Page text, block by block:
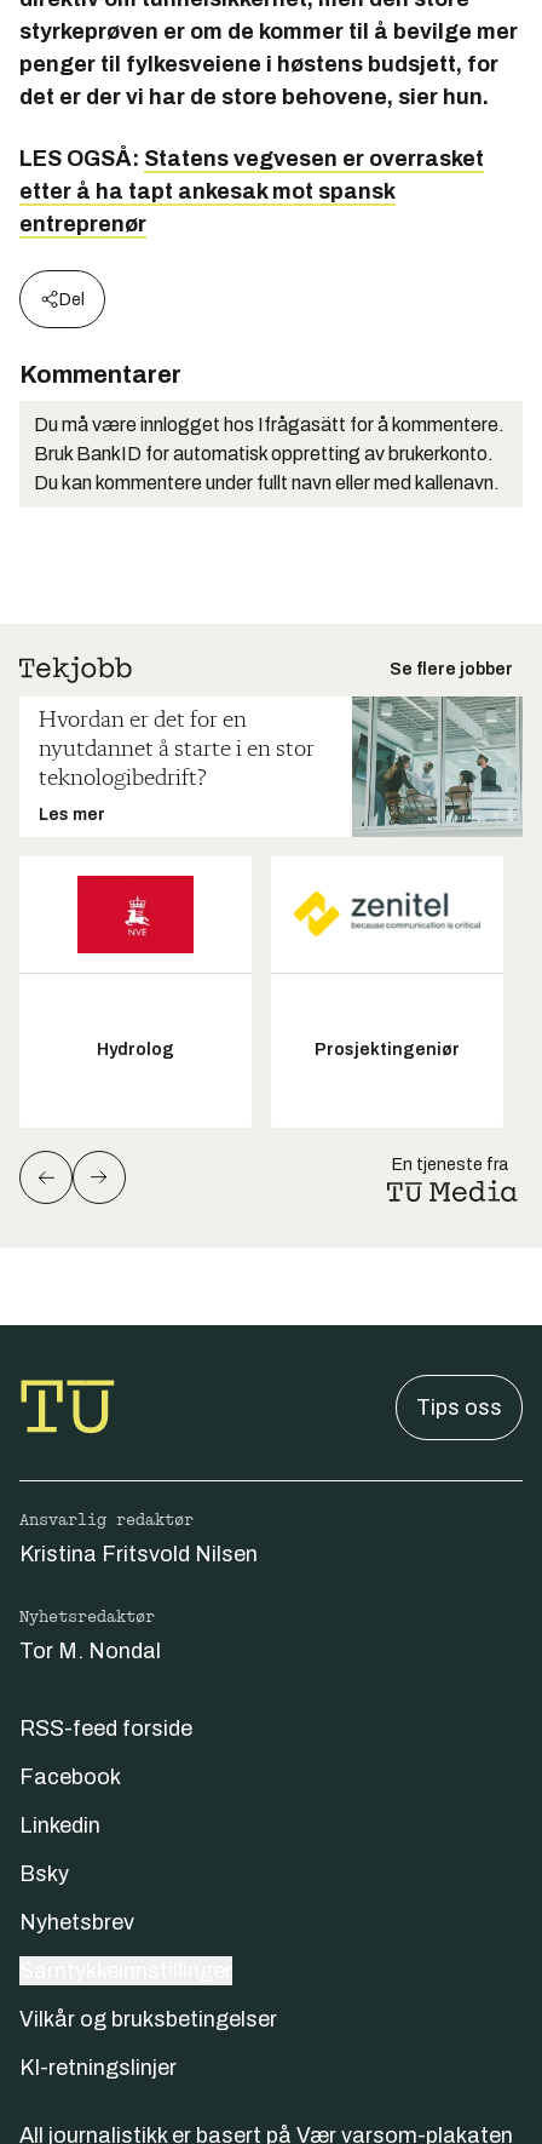
styrkeprøven er om de kommer til å bevilge mer
penger til fylkesveiene i høstens budsjett, for
det er der vi har de store behovene, sier hun.
LES OGSÅ: Statens vegvesen er overrasket
etter å ha tapt ankesak mot spansk
entreprenør
Del
Kommentarer
Du må være innlogget hos Ifrågasätt for å kommentere.
Bruk BankID for automatisk oppretting av brukerkonto.
Du kan kommentere under fullt navn eller med kallenavn.
Se flere jobber
Hvordan er det for en
nyutdannet å starte i en stor
teknologibedrift?
Les mer
Hydrolog Prosjektingeniør
En tjeneste fra
Tips oss
Ansvarlig redaktør
Kristina Fritsvold Nilsen
Nyhetsredaktør
Tor M. Nondal
RSS-feed forside
Facebook
Linkedin
Bsky
Nyhetsbrev
Vilkår og bruksbetingelser
KI-retningslinjer
All journalistikk er basert på Vær varsom-plakaten